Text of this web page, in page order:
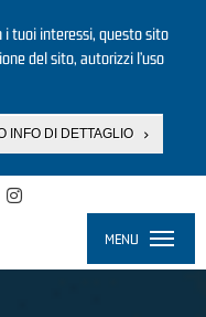
i tuoi interessi, questo sito
del sito, autorizzi l’uso
INFO DI DETTAGLIO
MENU